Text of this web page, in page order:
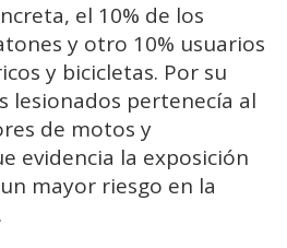
el 10% de los
y otro 10% usuarios
y bicicletas. Por su
lesionados pertenecía al
de motos y
evidencia la exposición
mayor riesgo en la